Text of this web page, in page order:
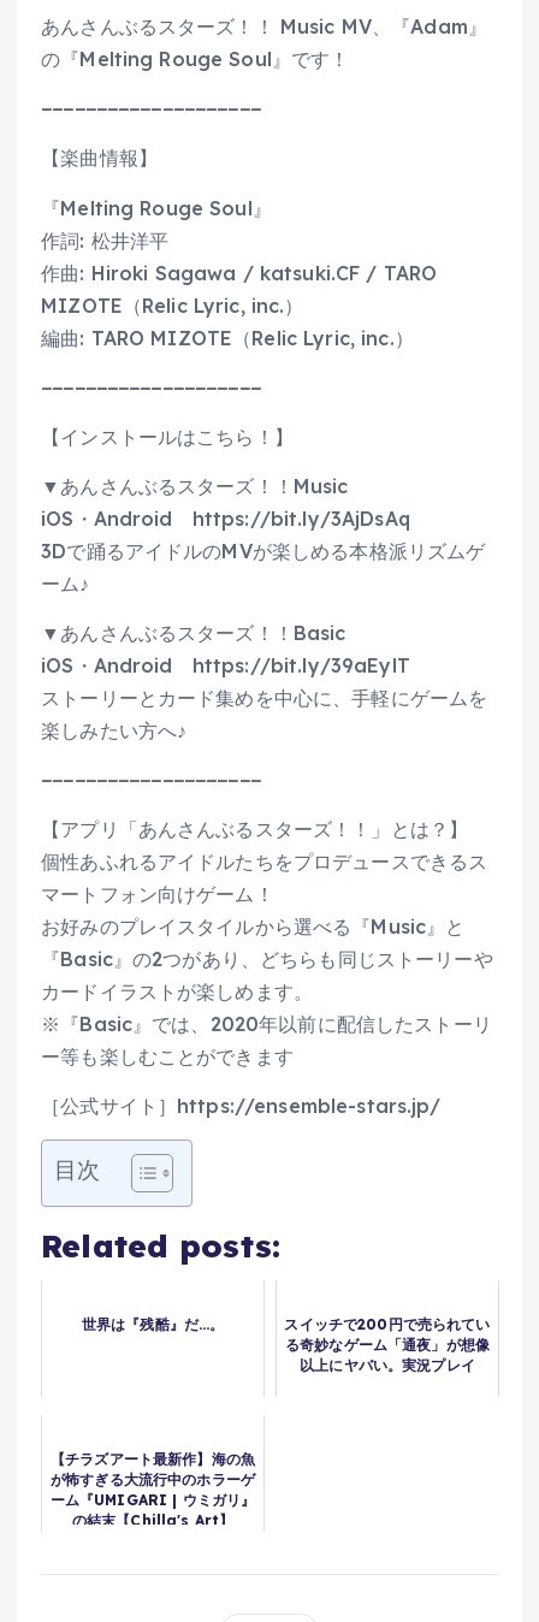
あんさんぶるスターズ！！ Music MV、『Adam』
の『Melting Rouge Soul』です！
−−−−−−−−−−−−−−−−−−−−
【楽曲情報】
『Melting Rouge Soul』
作詞: 松井洋平
作曲: Hiroki Sagawa / katsuki.CF / TARO
MIZOTE（Relic Lyric, inc.）
編曲: TARO MIZOTE（Relic Lyric, inc.）
−−−−−−−−−−−−−−−−−−−−
【インストールはこちら！】
▼あんさんぶるスターズ！！Music
iOS・Android https://bit.ly/3AjDsAq
3Dで踊るアイドルのMVが楽しめる本格派リズムゲ
ーム♪
▼あんさんぶるスターズ！！Basic
iOS・Android https://bit.ly/39aEylT
ストーリーとカード集めを中心に、手軽にゲームを
楽しみたい方へ♪
−−−−−−−−−−−−−−−−−−−−
【アプリ「あんさんぶるスターズ！！」とは？】
個性あふれるアイドルたちをプロデュースできるス
マートフォン向けゲーム！
お好みのプレイスタイルから選べる『Music』と
『Basic』の2つがあり、どちらも同じストーリーや
カードイラストが楽しめます。
※『Basic』では、2020年以前に配信したストーリ
ー等も楽しむことができます
［公式サイト］https://ensemble-stars.jp/
目次
Related posts:
世界は『残酷』だ…。
スイッチで200円で売られてい
る奇妙なゲーム「通夜」が想像
以上にヤバい。実況プレイ
【チラズアート最新作】海の魚
が怖すぎる大流行中のホラーゲ
ーム『UMIGARI | ウミガリ』
の結末【Chilla's Art】